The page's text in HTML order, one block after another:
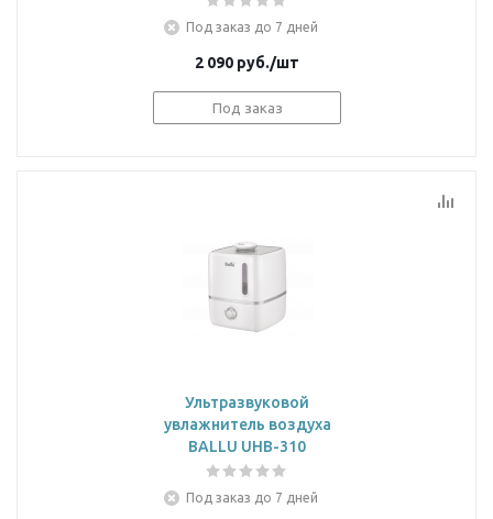
Под заказ до 7 дней
2 090 руб./шт
Под заказ
Ультразвуковой
увлажнитель воздуха
BALLU UHB-310
Под заказ до 7 дней